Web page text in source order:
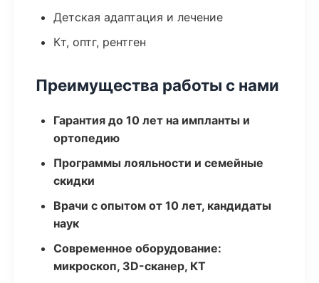
Детская адаптация и лечение
Кт, оптг, рентген
Преимущества работы с нами
Гарантия до 10 лет на импланты и
ортопедию
Программы лояльности и семейные
скидки
Врачи с опытом от 10 лет, кандидаты
наук
Современное оборудование:
микроскоп, 3D-сканер, КТ